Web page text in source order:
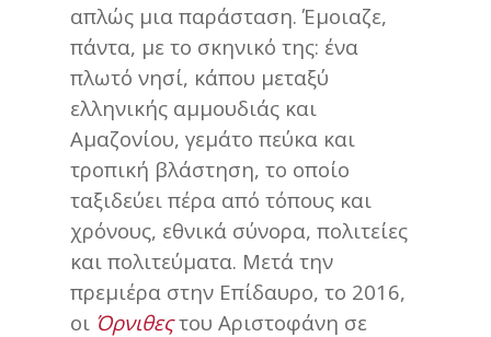
απλώς μια παράσταση. Έμοιαζε,
πάντα, με το σκηνικό της: ένα
πλωτό νησί, κάπου μεταξύ
ελληνικής αμμουδιάς και
Αμαζονίου, γεμάτο πεύκα και
τροπική βλάστηση, το οποίο
ταξιδεύει πέρα από τόπους και
χρόνους, εθνικά σύνορα, πολιτείες
και πολιτεύματα. Μετά την
πρεμιέρα στην Επίδαυρο, το 2016,
οι Όρνιθεςτου Αριστοφάνη σε